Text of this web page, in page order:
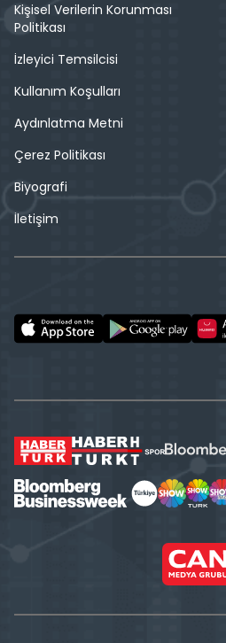
Kişisel Verilerin Korunması
Politikası
İzleyici Temsilcisi
Kullanım Koşulları
Aydınlatma Metni
Çerez Politikası
Biyografi
İletişim